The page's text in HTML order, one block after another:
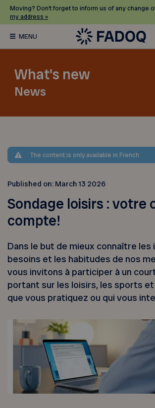
Moving? Don’t forget to inform us of any change
my address »
What's new
News
The content is only available in French
Published on: March 13 2026
Sondage loisirs : votre
compte!
Dans le but de mieux connaître
besoins et les habitudes de nos
vous invitons à participer à un
portant sur les loisirs, les sports
que vous pratiquez ou qui vous